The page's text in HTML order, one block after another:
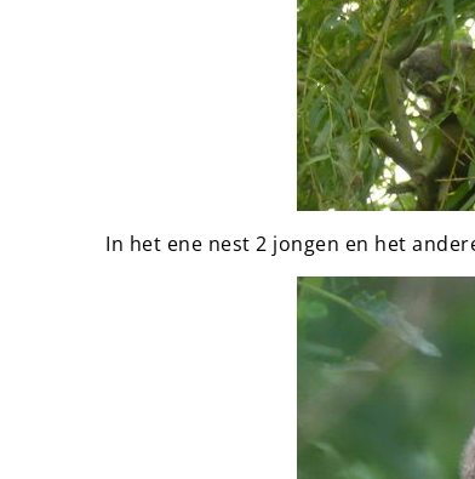
In het ene nest 2 jongen en het